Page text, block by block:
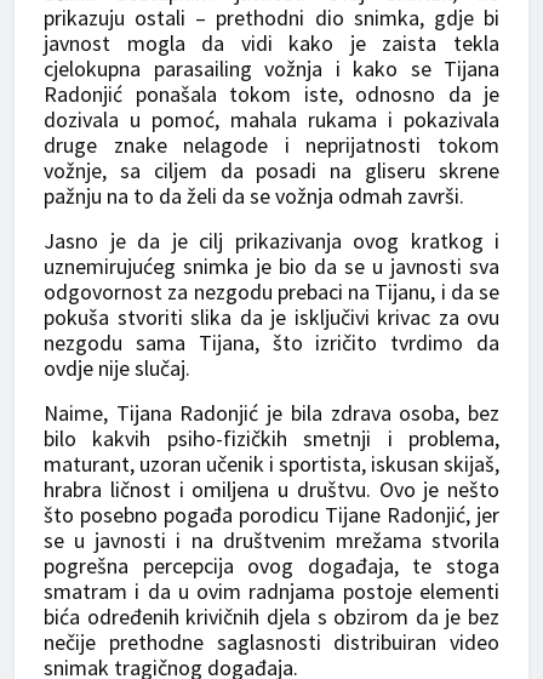
prikazuju ostali – prethodni dio snimka, gdje bi
javnost mogla da vidi kako je zaista tekla
cjelokupna parasailing vožnja i kako se Tijana
Radonjić ponašala tokom iste, odnosno da je
dozivala u pomoć, mahala rukama i pokazivala
druge znake nelagode i neprijatnosti tokom
vožnje, sa ciljem da posadi na gliseru skrene
pažnju na to da želi da se vožnja odmah završi.
Jasno je da je cilj prikazivanja ovog kratkog i
uznemirujućeg snimka je bio da se u javnosti sva
odgovornost za nezgodu prebaci na Tijanu, i da se
pokuša stvoriti slika da je isključivi krivac za ovu
nezgodu sama Tijana, što izričito tvrdimo da
ovdje nije slučaj.
Naime, Tijana Radonjić je bila zdrava osoba, bez
bilo kakvih psiho-fizičkih smetnji i problema,
maturant, uzoran učenik i sportista, iskusan skijaš,
hrabra ličnost i omiljena u društvu. Ovo je nešto
što posebno pogađa porodicu Tijane Radonjić, jer
se u javnosti i na društvenim mrežama stvorila
pogrešna percepcija ovog događaja, te stoga
smatram i da u ovim radnjama postoje elementi
bića određenih krivičnih djela s obzirom da je bez
nečije prethodne saglasnosti distribuiran video
snimak tragičnog događaja.